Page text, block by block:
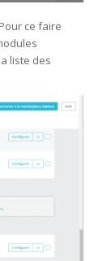
ce faire
liste des